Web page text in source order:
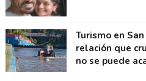
Turismo en
relación que
no se puede